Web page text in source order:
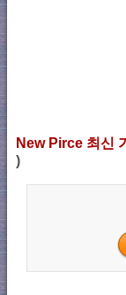
New Pirce 최신
)